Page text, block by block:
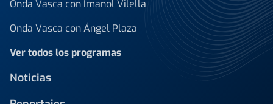
Onda Vasca con Imanol Vilella
Onda Vasca con Ángel Plaza
Ver todos los programas
Noticias